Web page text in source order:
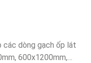
các dòng gạch ốp lát
600x1200mm,…